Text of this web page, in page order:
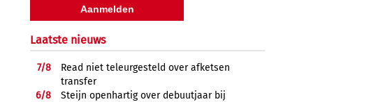
Laatste nieuws
7/8
Read niet teleurgesteld over afketsen
transfer
6/8
Steijn openhartig over debuutjaar bij